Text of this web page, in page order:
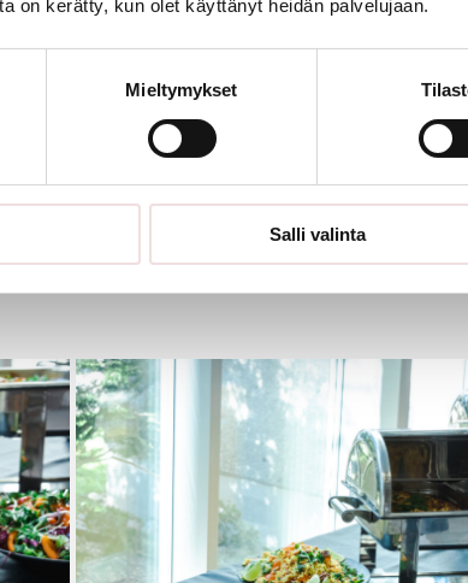
on kerätty, kun olet käyttänyt heidän palvelujaan.
Mieltymykset
Salli valinta
tilaisuutta.